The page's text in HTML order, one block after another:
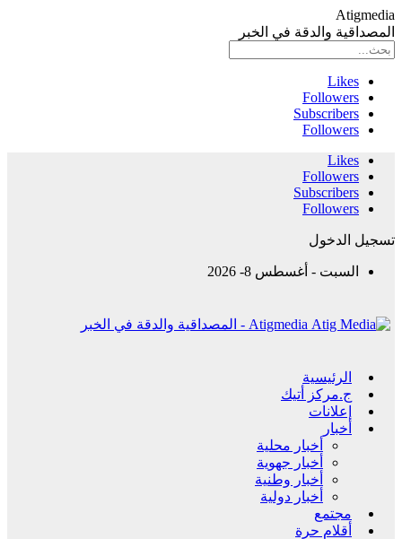
Atigmedia
المصداقية والدقة في الخبر
Likes
Followers
Subscribers
Followers
Likes
Followers
Subscribers
Followers
تسجيل الدخول
السبت - أغسطس 8- 2026
Atigmedia - المصداقية والدقة في الخبر
الرئيسية
ج.مركز أتيك
إعلانات
أخبار
أخبار محلية
أخبار جهوية
أخبار وطنية
أخبار دولية
مجتمع
أقلام حرة